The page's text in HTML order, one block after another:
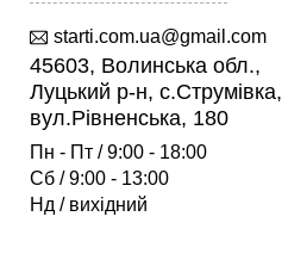
starti.com.ua@gmail.com
45603, Волинська обл.,
Луцький р-н, с.Струмівка,
вул.Рівненська, 180
Пн - Пт / 9:00 - 18:00
Сб / 9:00 - 13:00
Нд / вихідний